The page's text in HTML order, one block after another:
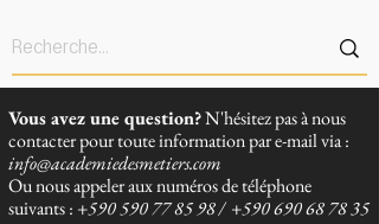
Vous avez une question?N'hésitez pas à nous
contacter pour toute information par e-mail via :
info@academiedesmetiers.com
Ou nous appeler aux numéros de téléphone
suivants : +590 590 77 85 98/+590 690 68 78 35